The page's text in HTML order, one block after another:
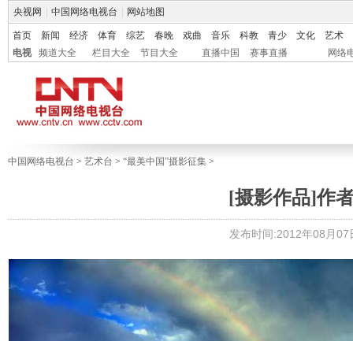
央视网 中国网络电视台 网站地图
首页 新闻 经济 体育 综艺 春晚 戏曲 音乐 科教 青少 文化
艺术
电视
频道大全 栏目大全 节目大全 直播中国 赛事直播 网络
中国网络电视台 > 艺术台 > “最美中国”摄影征集 >
[摄影作品]作
发布时间:2012年08月